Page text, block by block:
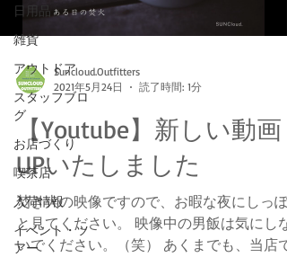
日用品
雑貨
アウトドア
スタッフブロ
グ
お店づくり
喫茶店
入荷情報
イベント・ツ
アー
Suncloud.Outfitters
2021年5月24日
読了時間: 1分
【Youtube】新しい動画
UPいたしました
焚き火の映像ですので、お暇な夜にしっぽ
と見てください。 映像中の男飯は気にしな
いでください。（笑） あくまでも、当店で